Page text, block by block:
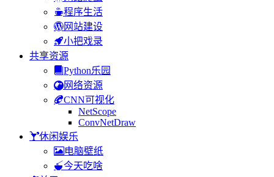
程序生活
网站建设
小把戏录
共享资源
Python乐园
网络资源
CNN可视化
NetScope
ConvNetDraw
休闲娱乐
电脑壁纸
今天吃啥